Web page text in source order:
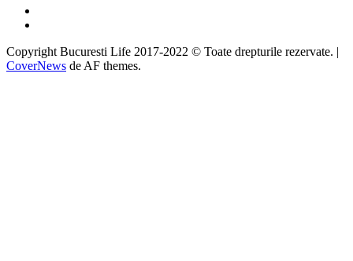
Copyright Bucuresti Life 2017-2022 © Toate drepturile rezervate. |
CoverNews de AF themes.